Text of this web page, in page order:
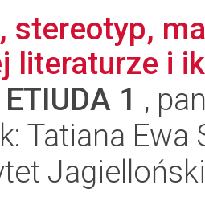
stereotyp,
literaturze i
ETIUDA 1 ,
Tatiana Ewa